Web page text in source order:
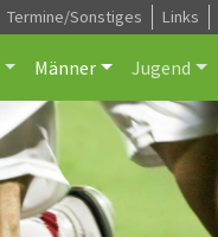
Termine/Sonstiges Links
Männer Jugend